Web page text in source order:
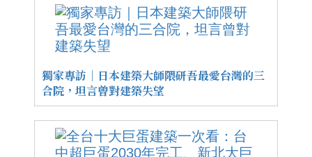
獨家專訪｜日本建築大師隈研吾最愛台灣的三
合院，坦言曾對建築失望